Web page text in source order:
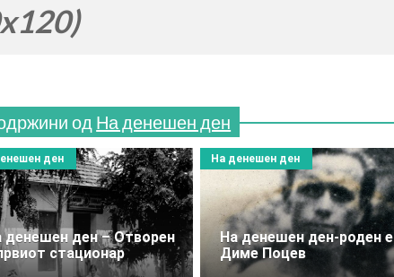
од На денешен ден
денешен ден – Отворен
стационар
ден
На денешен ден-роден е
Диме Поцев
На денешен ден